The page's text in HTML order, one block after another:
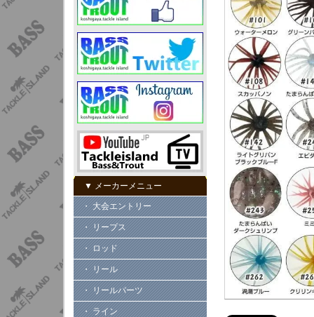
▼ メーカーメニュー
・ 大会エントリー
・ リープス
・ ロッド
・ リール
・ リールパーツ
・ ライン